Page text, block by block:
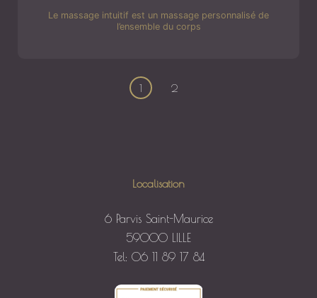
Le massage intuitif est un massage personnalisé de
l’ensemble du corps
1 2
Localisation
6 Parvis Saint-Maurice
59000 LILLE
Tel: 06 11 89 17 84